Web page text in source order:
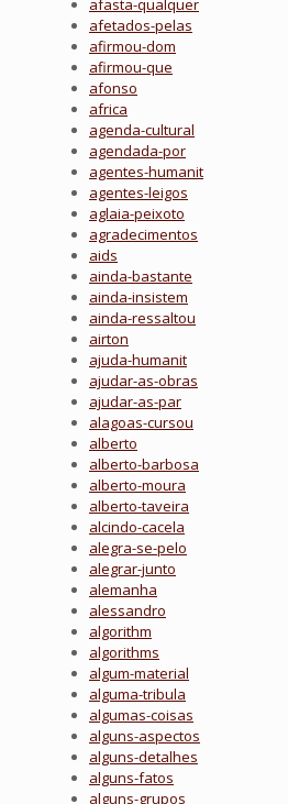
afasta-qualquer
afetados-pelas
afirmou-dom
afirmou-que
afonso
africa
agenda-cultural
agendada-por
agentes-humanit
agentes-leigos
aglaia-peixoto
agradecimentos
aids
ainda-bastante
ainda-insistem
ainda-ressaltou
airton
ajuda-humanit
ajudar-as-obras
ajudar-as-par
alagoas-cursou
alberto
alberto-barbosa
alberto-moura
alberto-taveira
alcindo-cacela
alegra-se-pelo
alegrar-junto
alemanha
alessandro
algorithm
algorithms
algum-material
alguma-tribula
algumas-coisas
alguns-aspectos
alguns-detalhes
alguns-fatos
alguns-grupos